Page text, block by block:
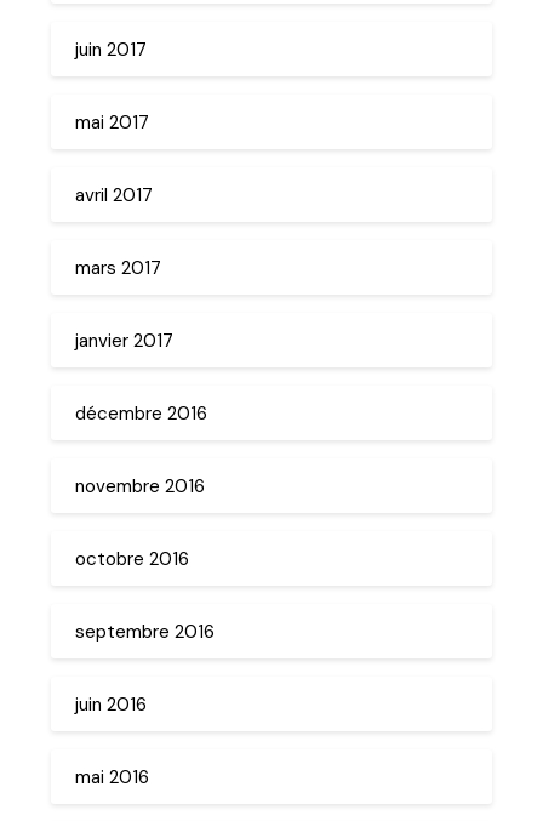
juin 2017
mai 2017
avril 2017
mars 2017
janvier 2017
décembre 2016
novembre 2016
octobre 2016
septembre 2016
juin 2016
mai 2016